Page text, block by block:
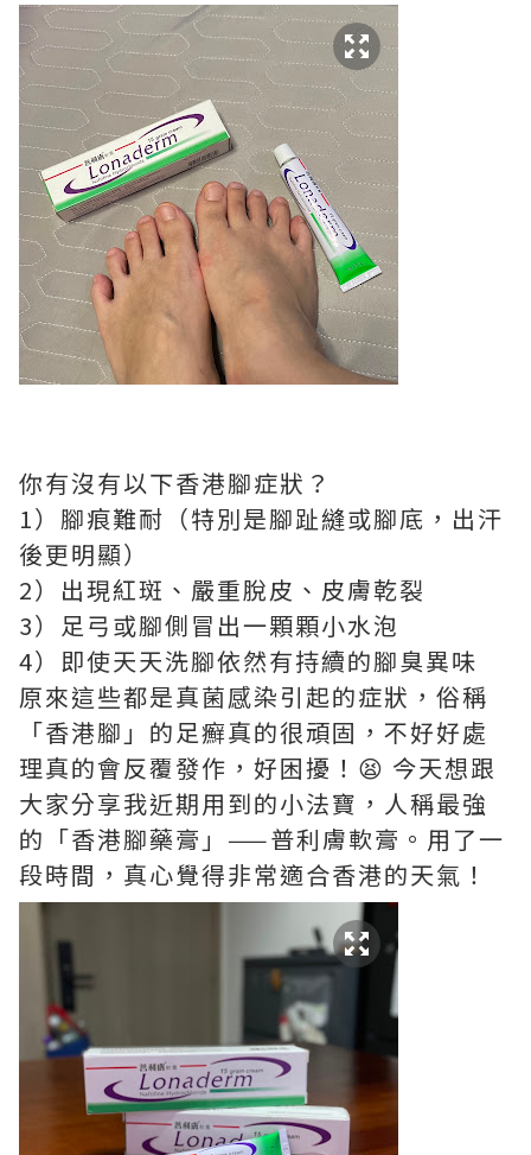
你有沒有以下香港腳症狀？
1）腳痕難耐（特別是腳趾縫或腳底，出汗
後更明顯）
2）出現紅斑、嚴重脫皮、皮膚乾裂
3）足弓或腳側冒出一顆顆小水泡
4）即使天天洗腳依然有持續的腳臭異味
原來這些都是真菌感染引起的症狀，俗稱
「香港腳」的足癬真的很頑固，不好好處
理真的會反覆發作，好困擾！😫 今天想跟
大家分享我近期用到的小法寶，人稱最強
的「香港腳藥膏」——普利膚軟膏。用了一
段時間，真心覺得非常適合香港的天氣！